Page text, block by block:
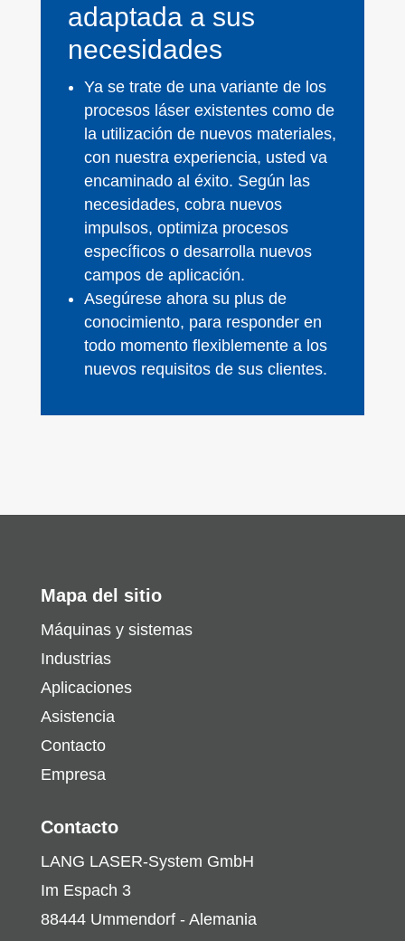
adaptada a sus
necesidades
Ya se trate de una variante de los
procesos láser existentes como de
la utilización de nuevos materiales,
con nuestra experiencia, usted va
encaminado al éxito. Según las
necesidades, cobra nuevos
impulsos, optimiza procesos
específicos o desarrolla nuevos
campos de aplicación.
Asegúrese ahora su plus de
conocimiento, para responder en
todo momento flexiblemente a los
nuevos requisitos de sus clientes.
Mapa del sitio
Máquinas y sistemas
Industrias
Aplicaciones
Asistencia
Contacto
Empresa
Contacto
LANG LASER-System GmbH
Im Espach 3
88444 Ummendorf - Alemania